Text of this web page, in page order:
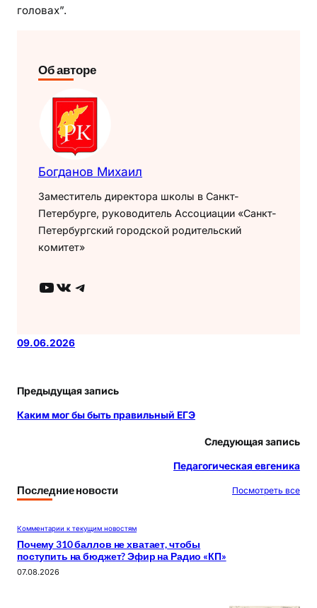
головах”.
Об авторе
Богданов Михаил
Заместитель директора школы в Санкт-
Петербурге, руководитель Ассоциации «Санкт-
Петербургский городской родительский
комитет»
YouTube ВКонтакте Telegram
09.06.2026
Предыдущая запись
Каким мог бы быть правильный ЕГЭ
Следующая запись
Педагогическая евгеника
Последние новости Посмотреть все
Комментарии к текущим новостям
Почему 310 баллов не хватает, чтобы
поступить на бюджет? Эфир на Радио «КП»
07.08.2026